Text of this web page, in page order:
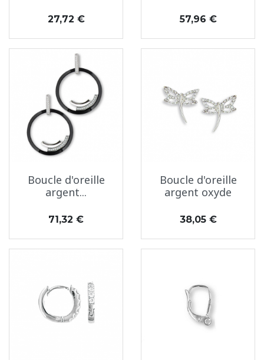
Prix
27,72 € Prix
57,96 €
Boucle d'oreille
argent...
Prix
71,32 €
Boucle d'oreille
argent oxyde
Prix
38,05 €